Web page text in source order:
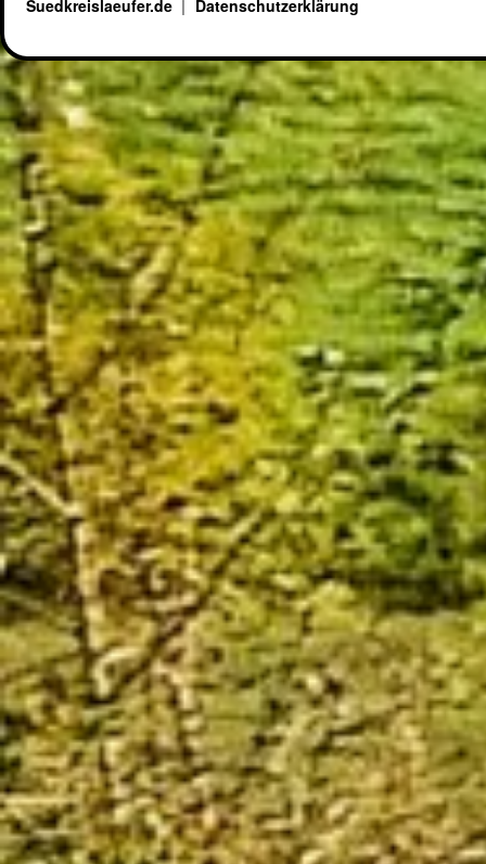
Suedkreislaeufer.de Datenschutzerklärung